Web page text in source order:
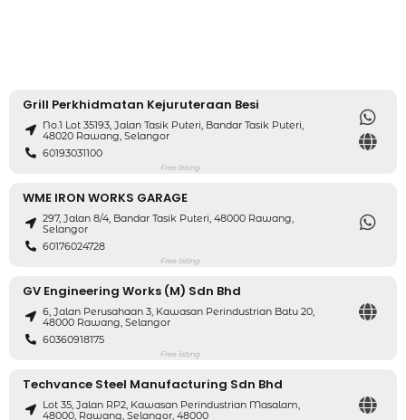
Grill Perkhidmatan Kejuruteraan Besi
No.1 Lot 35193, Jalan Tasik Puteri, Bandar Tasik Puteri,
48020 Rawang, Selangor
60193031100
Free listing
WME IRON WORKS GARAGE
297, Jalan 8/4, Bandar Tasik Puteri, 48000 Rawang,
Selangor
60176024728
Free listing
GV Engineering Works (M) Sdn Bhd
6, Jalan Perusahaan 3, Kawasan Perindustrian Batu 20,
48000 Rawang, Selangor
60360918175
Free listing
Techvance Steel Manufacturing Sdn Bhd
Lot 35, Jalan RP2, Kawasan Perindustrian Masalam,
48000, Rawang, Selangor, 48000